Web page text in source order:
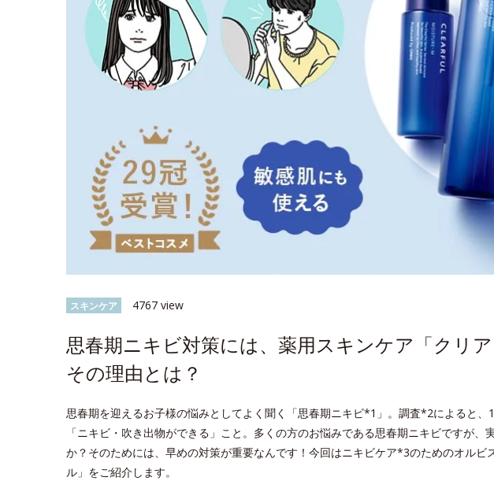
スキンケア 4767 view
思春期ニキビ対策には、薬用スキンケア「クリ
その理由とは？
思春期を迎えるお子様の悩みとしてよく聞く「思春期ニキビ*1」。調査*2によると、
「ニキビ・吹き出物ができる」こと。多くの方のお悩みである思春期ニキビですが、
か？そのためには、早めの対策が重要なんです！今回はニキビケア*3のためのオルビ
ル」をご紹介します。